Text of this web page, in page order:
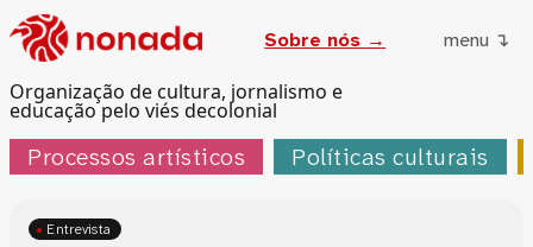
Organização de cultura, jornalismo e
educação pelo viés decolonial
Sobre nós → menu ↴
Processos artísticos Políticas culturais
Entrevista